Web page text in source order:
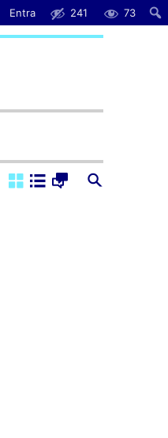
Entra 241 73
Descendent